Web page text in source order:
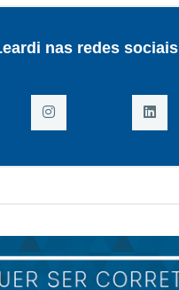
nas redes sociais